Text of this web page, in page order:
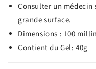
Consulter un
grande surface.
Dimensions : 100
Contient du Gel: 40g